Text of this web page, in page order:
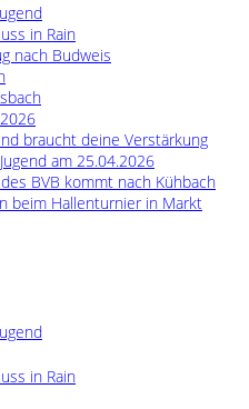
in Rain
nach Budweis
braucht deine Verstärkung
am 25.04.2026
BVB kommt nach Kühbach
beim Hallenturnier in Markt
in Rain